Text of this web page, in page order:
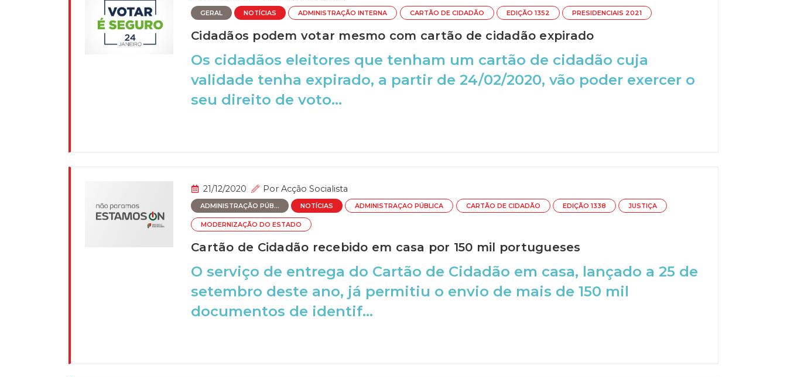
GERAL NOTÍCIAS ADMINISTRAÇÃO INTERNA CARTÃO DE CIDADÃO EDIÇÃO 1352 PRESIDENCIAIS 2021
Cidadãos podem votar mesmo com cartão de cidadão expirado
Os cidadãos eleitores que tenham um cartão de cidadão cuja
validade tenha expirado, a partir de 24/02/2020, vão poder exercer o
seu direito de voto...
21/12/2020 Por Acção Socialista
ADMINISTRAÇÃO PÚB... NOTÍCIAS ADMINISTRAÇAO PÚBLICA CARTÃO DE CIDADÃO EDIÇÃO 1338 JUSTIÇA
MODERNIZAÇÃO DO ESTADO
Cartão de Cidadão recebido em casa por 150 mil portugueses
O serviço de entrega do Cartão de Cidadão em casa, lançado a 25 de
setembro deste ano, já permitiu o envio de mais de 150 mil
documentos de identif...